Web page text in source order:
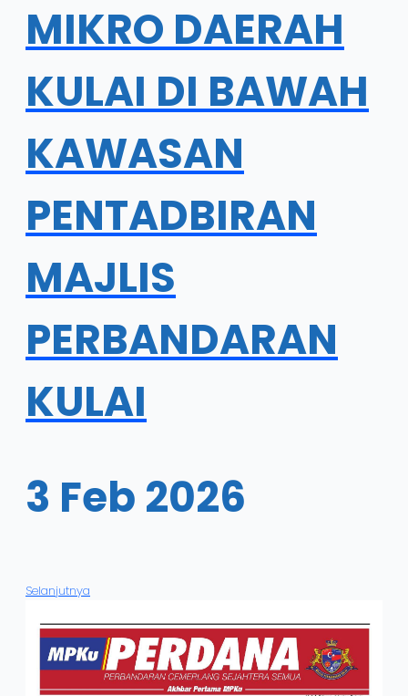
MIKRO DAERAH
KULAI DI BAWAH
KAWASAN
PENTADBIRAN
MAJLIS
PERBANDARAN
KULAI
3 Feb 2026
Selanjutnya